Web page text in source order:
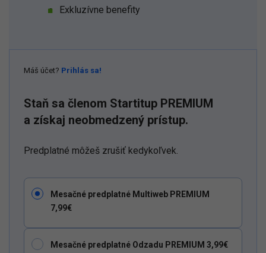
Exkluzívne benefity
Máš účet? Prihlás sa!
Staň sa členom Startitup PREMIUM
a získaj neobmedzený prístup.
Predplatné môžeš zrušiť kedykoľvek.
Mesačné predplatné Multiweb PREMIUM
7,99€
Mesačné predplatné Odzadu PREMIUM 3,99€